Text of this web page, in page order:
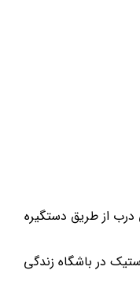
از طریق دستگیره
از قفل باشگاهی ۹۰۲۰ روستیک در باشگاه زندگی